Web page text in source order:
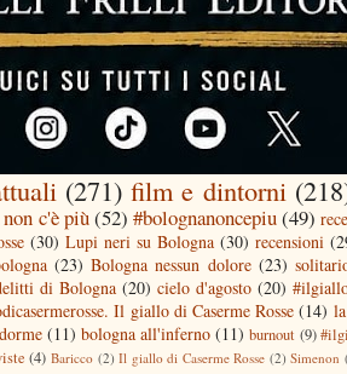
(271) film e dintorni
c'è più(52) #bolognanoncepiu(49)
(30) Lupi neri su Bologna (30) recensioni
(23) Bologna nessun dolore (23)
di Bologna (20) cielo d'agosto (20)
Il giallo di Caserme Rosse (14)
(11) bologna all'inferno (11) burnout (9)
(4) Baricco (2) Il giallo di Caserme Rosse (2) Simenon